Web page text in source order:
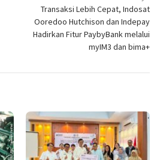
Transaksi Lebih Cepat, Indosat
Ooredoo Hutchison dan Indepay
Hadirkan Fitur PaybyBank melalui
myIM3 dan bima+